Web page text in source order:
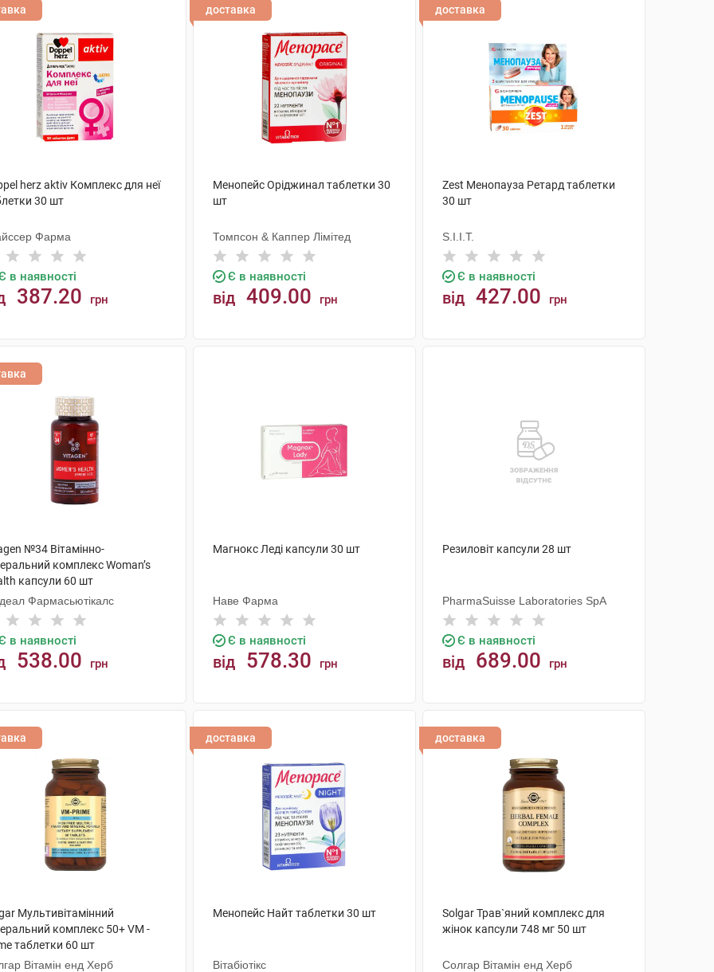
herz aktiv Комплекс для неї
30 шт
Фарма
в наявності
387.20 грн
доставка
Менопейс Оріджинал таблетки 30
шт
Томпсон & Каппер Лімітед
Є в наявності
від 409.00 грн
доставка
Zest Менопауза Ретард таблетки
30 шт
S.I.I.T.
Є в наявності
від 427.00 грн
№34 Вітамінно-
комплекс Woman’s
капсули 60 шт
Фармасьютікалс
в наявності
538.00 грн
Магнокс Леді капсули 30 шт
Наве Фарма
Є в наявності
від 578.30 грн
Резиловіт капсули 28 шт
PharmaSuisse Laboratories SpA
Є в наявності
від 689.00 грн
Мультивітамінний
комплекс 50+ VM -
таблетки 60 шт
Вітамін енд Херб
доставка
Менопейс Найт таблетки 30 шт
Вітабіотікс
доставка
Solgar Трав`яний комплекс для
жінок капсули 748 мг 50 шт
Солгар Вітамін енд Херб